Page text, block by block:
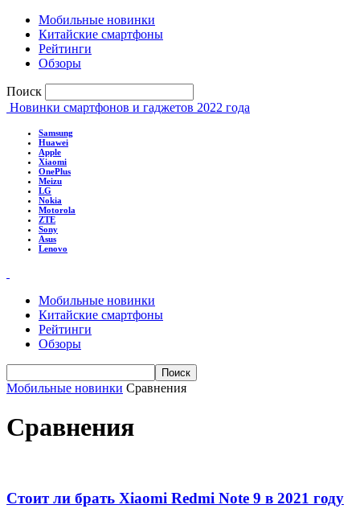
Мобильные новинки
Китайские смартфоны
Рейтинги
Обзоры
Поиск
Новинки смартфонов и гаджетов 2022 года
Samsung
Huawei
Apple
Xiaomi
OnePlus
Meizu
LG
Nokia
Motorola
ZTE
Sony
Asus
Lenovo
Мобильные новинки
Китайские смартфоны
Рейтинги
Обзоры
Мобильные новинки Сравнения
Сравнения
Стоит ли брать Xiaomi Redmi Note 9 в 2021 году